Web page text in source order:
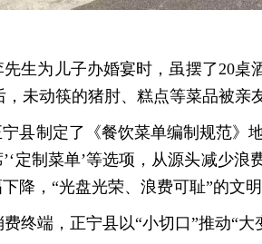
为儿子办婚宴时，虽摆了20桌
未动筷的猪肘、糕点等菜品被亲
制定了《餐饮菜单编制规范》
定制菜单’等选项，从源头减少
降，“光盘光荣、浪费可耻”的文
端，正宁县以“小切口”推动“大